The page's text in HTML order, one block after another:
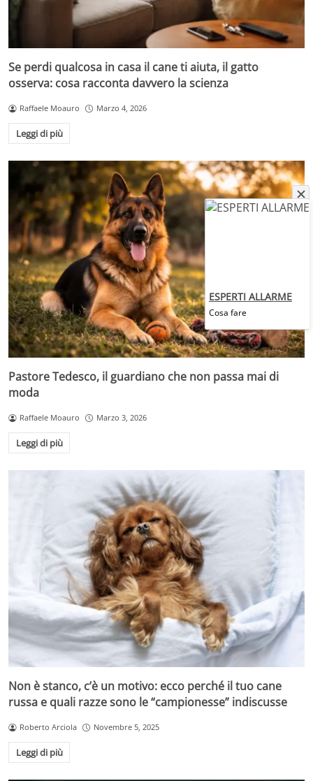
Se perdi qualcosa in casa il cane ti aiuta, il gatto
osserva: cosa racconta davvero la scienza
Raffaele Moauro Marzo 4, 2026
Leggi di più
Pastore Tedesco, il guardiano che non passa mai di
moda
Raffaele Moauro Marzo 3, 2026
Leggi di più
Non è stanco, c’è un motivo: ecco perché il tuo cane
russa e quali razze sono le “campionesse” indiscusse
Roberto Arciola Novembre 5, 2025
Leggi di più
ESPERTI ALLARME
Cosa fare